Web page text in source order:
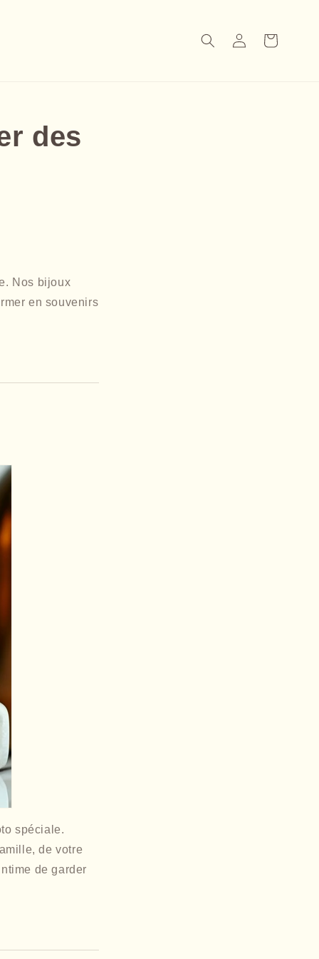
ConnexionPanier
des
Nos bijoux
en souvenirs
spéciale.
de votre
de garder